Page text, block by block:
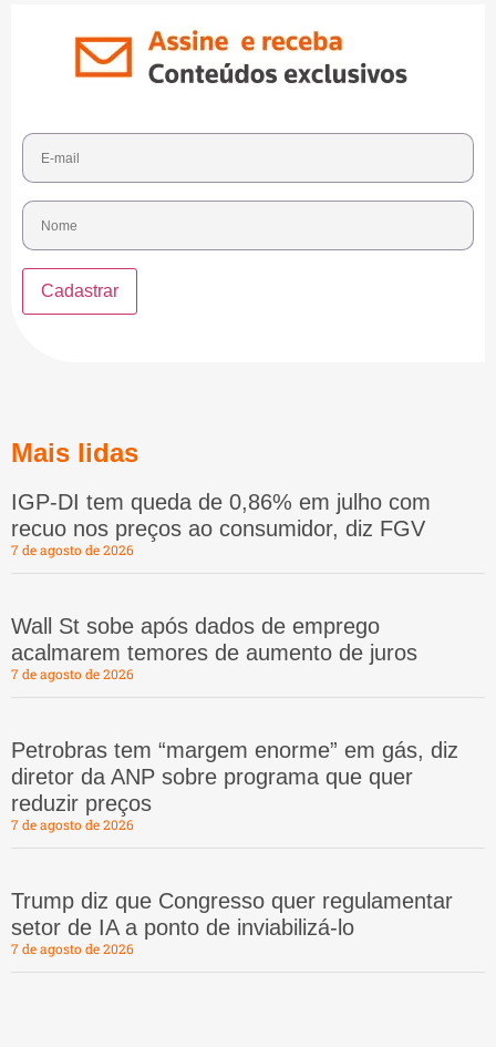
Mais lidas
IGP-DI tem queda de 0,86% em julho com
recuo nos preços ao consumidor, diz FGV
7 de agosto de 2026
Wall St sobe após dados de emprego
acalmarem temores de aumento de juros
7 de agosto de 2026
Petrobras tem “margem enorme” em gás, diz
diretor da ANP sobre programa que quer
reduzir preços
7 de agosto de 2026
Trump diz que Congresso quer regulamentar
setor de IA a ponto de inviabilizá-lo
7 de agosto de 2026